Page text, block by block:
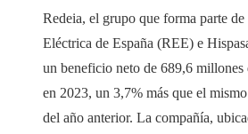
Redeia, el grupo que forma parte de
Eléctrica de España (REE) e
un beneficio neto de 689,6 millones
en 2023, un 3,7% más que el
del año anterior. La compañía,